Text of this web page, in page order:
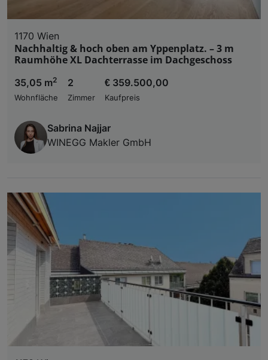
1170 Wien
Nachhaltig & hoch oben am Yppenplatz. – 3 m
Raumhöhe XL Dachterrasse im Dachgeschoss
35,05 m2
Wohnfläche
2
Zimmer
€ 359.500,00
Kaufpreis
Sabrina Najjar
WINEGG Makler GmbH